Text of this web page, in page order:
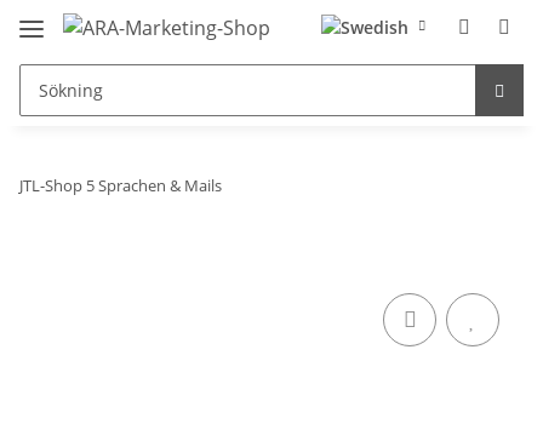
JTL-Shop 5 Sprachen & Mails